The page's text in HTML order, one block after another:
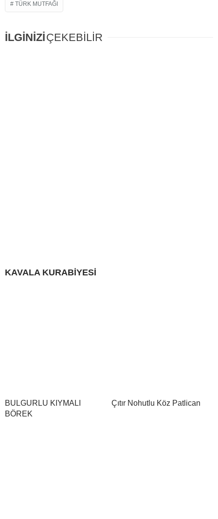
TÜRK MUTFAĞI
İLGİNİZİÇEKEBİLİR
KAVALA KURABİYESİ
BULGURLU KIYMALI
BÖREK
Çıtır Nohutlu Köz Patlican